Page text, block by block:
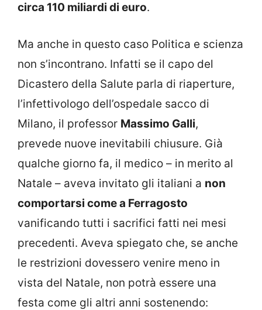
circa 110 miliardi di euro.
Ma anche in questo caso Politica e scienza
non s’incontrano. Infatti se il capo del
Dicastero della Salute parla di riaperture,
l’infettivologo dell’ospedale sacco di
Milano, il professor Massimo Galli,
prevede nuove inevitabili chiusure. Già
qualche giorno fa, il medico – in merito al
Natale – aveva invitato gli italiani a non
comportarsi come a Ferragosto
vanificando tutti i sacrifici fatti nei mesi
precedenti. Aveva spiegato che, se anche
le restrizioni dovessero venire meno in
vista del Natale, non potrà essere una
festa come gli altri anni sostenendo: